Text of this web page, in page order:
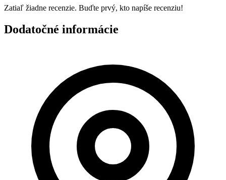
Zatiaľ žiadne recenzie. Buďte prvý, kto napíše recenziu!
Dodatočné informácie